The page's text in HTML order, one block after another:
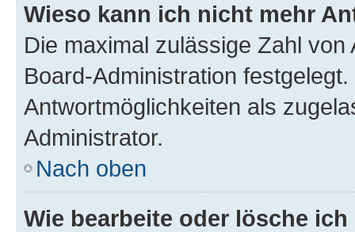
Wieso kann ich nicht mehr
Die maximal zulässige Zahl
Board-Administration
Antwortmöglichkeiten als
Administrator.
Nach oben
Wie bearbeite oder lösche